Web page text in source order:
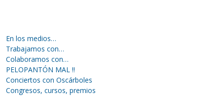
En los medios…
Trabajamos con…
Colaboramos con…
PELOPANTÓN MAL !!
Conciertos con Oscárboles
Congresos, cursos, premios